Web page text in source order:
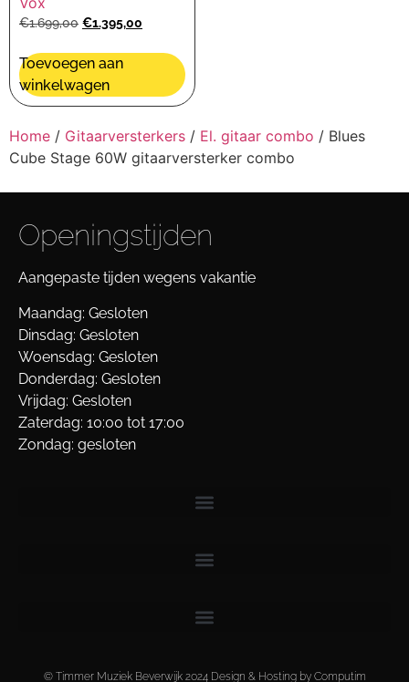
€1.699,00 €1.395,00
Toevoegen aan
winkelwagen
Home / Gitaarversterkers / El. gitaar combo / Blues
Cube Stage 60W gitaarversterker combo
Openingstijden
Aangepaste tijden wegens vakantie
Maandag: Gesloten
Dinsdag: Gesloten
Woensdag: Gesloten
Donderdag: Gesloten
Vrijdag: Gesloten
Zaterdag: 10:00 tot 17:00
Zondag: gesloten
© Timmer Muziek Beverwijk 2024 Design & Hosting by Computim